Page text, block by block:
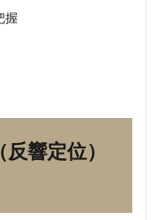
握
響定位）